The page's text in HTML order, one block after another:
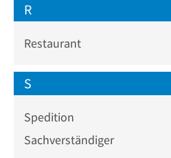
R
Restaurant
S
Spedition
Sachverständiger